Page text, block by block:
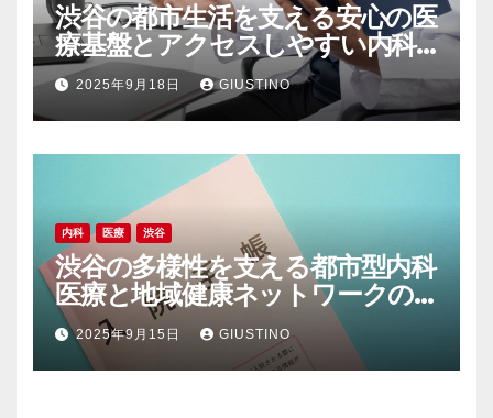
渋谷の都市生活を支える安心の医
療基盤とアクセスしやすい内科
の魅力
2025年9月18日 GIUSTINO
内科 医療 渋谷
渋谷の多様性を支える都市型内科
医療と地域健康ネットワークの
現在地
2025年9月15日 GIUSTINO